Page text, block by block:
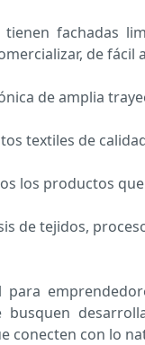
fachadas
de fácil
de amplia
textiles de
los productos
de tejidos,
busquen
conecten con lo